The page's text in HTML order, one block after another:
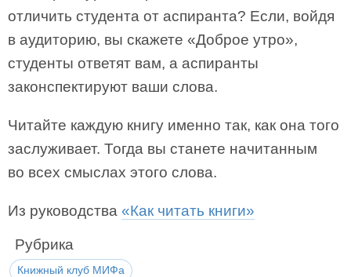
отличить студента от аспиранта? Если, войдя
в аудиторию, вы скажете «Доброе утро»,
студенты ответят вам, а аспиранты
законспектируют ваши слова.
Читайте каждую книгу именно так, как она того
заслуживает. Тогда вы станете начитанным
во всех смыслах этого слова.
Из руководства «Как читать книги»
Рубрика
Книжный клуб МИФа